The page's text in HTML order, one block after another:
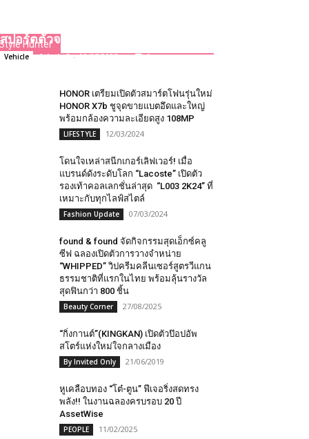
Hunter
สปอร์ตตัวจริง!
Vehicle Admin2 - 08/07/2025 0
HONOR เตรียมเปิดตัวสมาร์ตโฟนรุ่นใหม่
HONOR X7b ชูจุดขายแบตอึดและใหญ่
พร้อมกล้องความละเอียดสูง 108MP
LIFESTYLE 12/03/2024
โดนใจเหล่าสนีกเกอร์เลิฟเวอร์! เมื่อ
แบรนด์ดังระดับโลก “Lacoste” เปิดตัว
รองเท้าคอลเลกชั่นล่าสุด “L003 2K24” ที่
เหมาะกับทุกไลฟ์สไตล์
Fashion Update 07/03/2024
found & found จัดกิจกรรมสุดเอ็กซ์คลู
ซีฟ ฉลองเปิดตัวการวางจำหน่าย
“WHIPPED” วิปครีมคลีนเซอร์สูตรวีแกน
ธรรมชาติที่แรกในไทย พร้อมลุ้นรางวัล
สุดฟินกว่า 800 ชิ้น
Beauty Corner 27/08/2025
“กิ่งกานต์”(KINGKAN) เปิดตัวป๊อปอัพ
สโตร์แห่งใหม่ใจกลางเมือง
By Invited Only 21/06/2019
หูเคลือบทอง “โต๋-ตูน” ฟีเจอริ่งสดทรง
พลัง!! ในงานฉลองครบรอบ 20 ปี
AssetWise
PEOPLE 11/02/2025